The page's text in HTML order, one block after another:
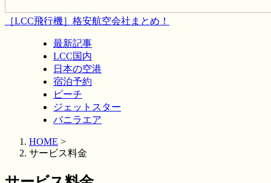
［LCC飛行機］格安航空会社まとめ！
最新記事
LCC国内
日本の空港
宿泊予約
ピーチ
ジェットスター
バニラエア
HOME >
サービス料金